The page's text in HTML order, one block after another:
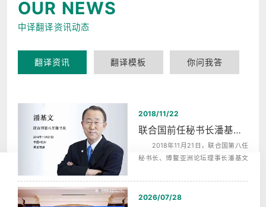
OUR NEWS
中译翻译资讯动态
翻译资讯 翻译模板 你问我答
2018/11/22
联合国前任秘书长潘基文西湖和平之夜同声传译翻译
2018年11月21日，联合国第八任
秘书长、博鳌亚洲论坛理事长潘基文
夫...
2026/07/28